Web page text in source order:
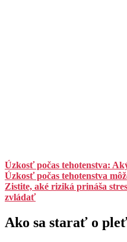
Úzkosť počas tehotenstva:
Úzkosť počas tehotenstva
Zistite, aké riziká prináša
zvládať
Ako sa starať o